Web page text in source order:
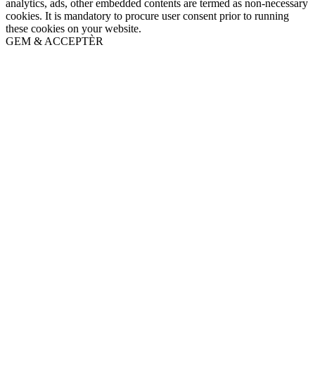
analytics, ads, other embedded contents are termed as non-necessary
cookies. It is mandatory to procure user consent prior to running
these cookies on your website.
GEM & ACCEPTÈR